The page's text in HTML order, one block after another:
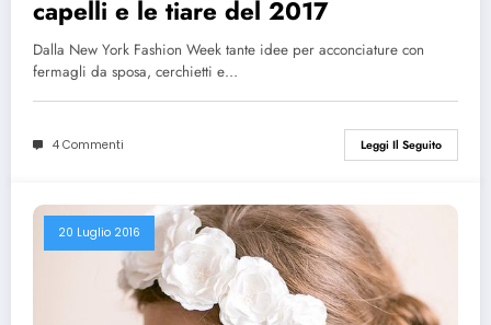
capelli e le tiare del 2017
Dalla New York Fashion Week tante idee per acconciature con
fermagli da sposa, cerchietti e…
4 Commenti Leggi Il Seguito
20 Luglio 2016